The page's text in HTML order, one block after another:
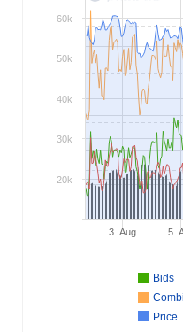
Bids
Price
3. Aug 5.
20k
30k
40k
50k
60k